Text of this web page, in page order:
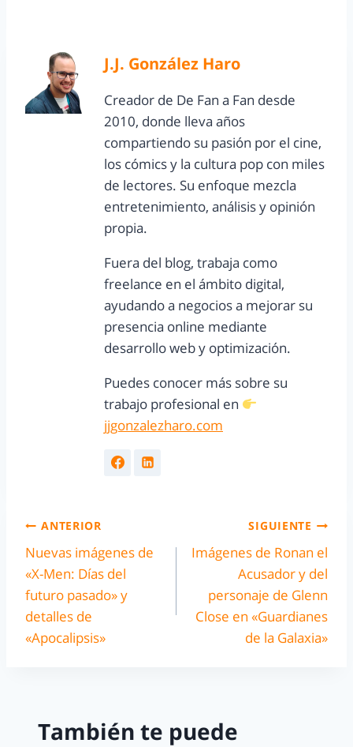
J.J. González Haro
Creador de De Fan a Fan desde
2010, donde lleva años
compartiendo su pasión por el cine,
los cómics y la cultura pop con miles
de lectores. Su enfoque mezcla
entretenimiento, análisis y opinión
propia.
Fuera del blog, trabaja como
freelance en el ámbito digital,
ayudando a negocios a mejorar su
presencia online mediante
desarrollo web y optimización.
Puedes conocer más sobre su
trabajo profesional en
jjgonzalezharo.com
ANTERIOR
Nuevas imágenes de
«X-Men: Días del
futuro pasado» y
detalles de
«Apocalipsis»
SIGUIENTE
Imágenes de Ronan el
Acusador y del
personaje de Glenn
Close en «Guardianes
de la Galaxia»
También te puede